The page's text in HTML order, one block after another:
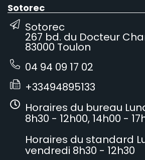
Sotorec
Sotorec
267 bd. du Docteur
83000 Toulon
04 94 09 17 02
+33494895133
Horaires du bureau
8h30 - 12h00, 14h00 -
Horaires du standard
vendredi 8h30 - 12h30